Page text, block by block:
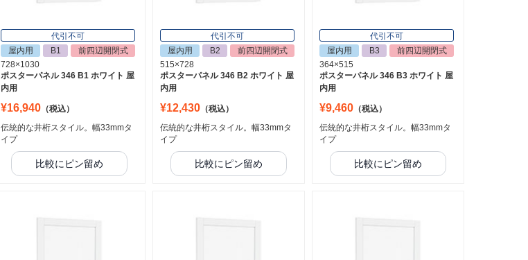
代引不可
屋内用
B1
前四辺開閉式
728×1030
ポスターパネル 346 B1 ホワイト 屋
内用
¥16,940 （税込）
伝統的な井桁スタイル。幅33mmタ
イプ
比較にピン留め
代引不可
屋内用
B2
前四辺開閉式
515×728
ポスターパネル 346 B2 ホワイト 屋
内用
¥12,430 （税込）
伝統的な井桁スタイル。幅33mmタ
イプ
比較にピン留め
代引不可
屋内用
B3
前四辺開閉式
364×515
ポスターパネル 346 B3 ホワイト 屋
内用
¥9,460 （税込）
伝統的な井桁スタイル。幅33mmタ
イプ
比較にピン留め